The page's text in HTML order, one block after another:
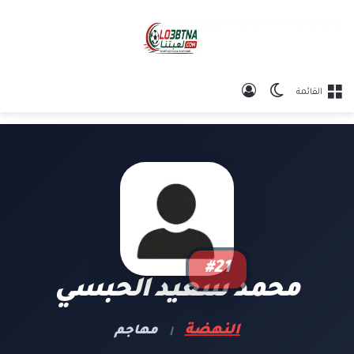
القائمة الوضع المظلم
#21
محمد سعيد الحبسي
النهضة | مهاجم